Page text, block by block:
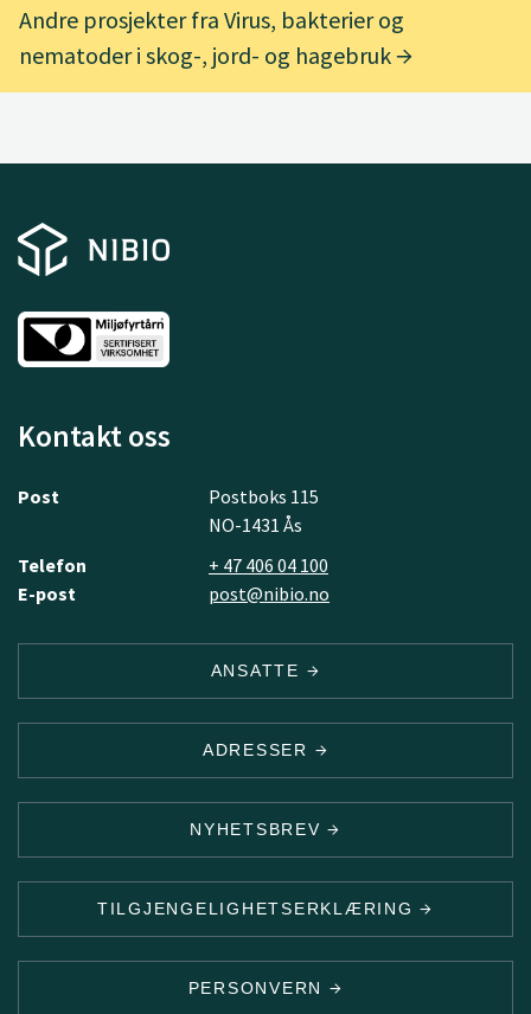
Andre prosjekter fra Virus, bakterier og
nematoder i skog-, jord- og hagebruk
Kontakt oss
Post
Postboks 115
NO-1431 Ås
Telefon
+ 47 406 04 100
E-post
post@nibio.no
ANSATTE
ADRESSER
NYHETSBREV
TILGJENGELIGHETSERKLÆRING
PERSONVERN